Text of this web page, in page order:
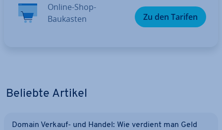
Online-Shop-
Baukasten
Zu den Tarifen
Beliebte Artikel
Domain Verkauf- und Handel: Wie verdient man Geld